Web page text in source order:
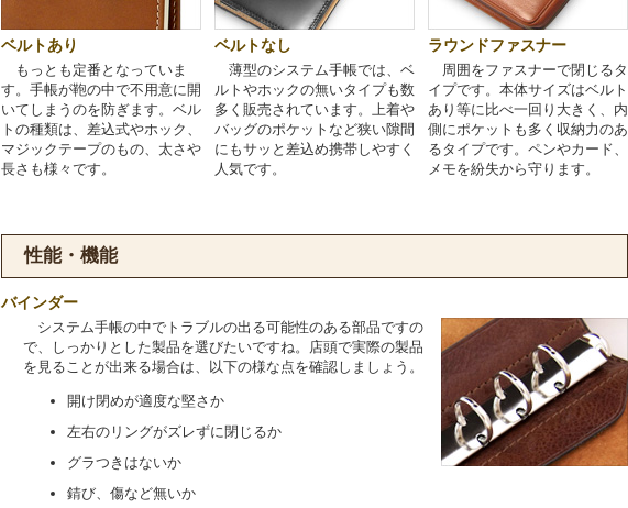
ベルトあり
もっとも定番となっていま
す。手帳が鞄の中で不用意に開
いてしまうのを防ぎます。ベル
トの種類は、差込式やホック、
マジックテープのもの、太さや
長さも様々です。
ベルトなし
薄型のシステム手帳では、ベ
ルトやホックの無いタイプも数
多く販売されています。上着や
バッグのポケットなど狭い隙間
にもサッと差込め携帯しやすく
人気です。
ラウンドファスナー
周囲をファスナーで閉じるタ
イプです。本体サイズはベルト
あり等に比べ一回り大きく、内
側にポケットも多く収納力のあ
るタイプです。ペンやカード、
メモを紛失から守ります。
性能・機能
バインダー
システム手帳の中でトラブルの出る可能性のある部品ですの
で、しっかりとした製品を選びたいですね。店頭で実際の製品
を見ることが出来る場合は、以下の様な点を確認しましょう。
開け閉めが適度な堅さか
左右のリングがズレずに閉じるか
グラつきはないか
錆び、傷など無いか